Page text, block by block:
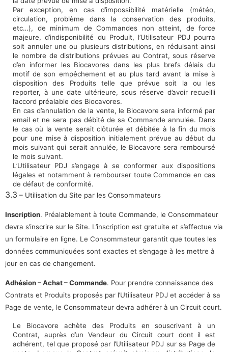
Par exception, en cas d’impossibilité matérielle (météo,
circulation, problème dans la conservation des produits,
etc…), de minimum de Commandes non atteint, de force
majeure, d’indisponibilité du Produit, l’Utilisateur PDJ pourra
soit annuler une ou plusieurs distributions, en réduisant ainsi
le nombre de distributions prévues au Contrat, sous réserve
d’en informer les Biocavores dans les plus brefs délais du
motif de son empêchement et au plus tard avant la mise à
disposition des Produits telle que prévue soit la ou les
reporter, à une date ultérieure, sous réserve d’avoir recueilli
l’accord préalable des Biocavores.
En cas d’annulation de la vente, le Biocavore sera informé par
email et ne sera pas débité de sa Commande annulée. Dans
le cas où la vente serait clôturée et débitée à la fin du mois
pour une mise à disposition initialement prévue au début du
mois suivant qui serait annulée, le Biocavore sera remboursé
le mois suivant.
L’Utilisateur PDJ s’engage à se conformer aux dispositions
légales et notamment à rembourser toute Commande en cas
de défaut de conformité.
3.3 – Utilisation du Site par les Consommateurs
Inscription. Préalablement à toute Commande, le Consommateur
devra s’inscrire sur le Site. L’inscription est gratuite et s’effectue via
un formulaire en ligne. Le Consommateur garantit que toutes les
données communiquées sont exactes et s’engage à les mettre à
jour en cas de changement.
Adhésion – Achat – Commande. Pour prendre connaissance des
Contrats et Produits proposés par l’Utilisateur PDJ et accéder à sa
Page de vente, le Consommateur devra adhérer à un Circuit court.
Le Biocavore achète des Produits en souscrivant à un
Contrat, auprès d’un Vendeur du Circuit court dont il est
adhérent, tel que proposé par l’Utilisateur PDJ sur sa Page de